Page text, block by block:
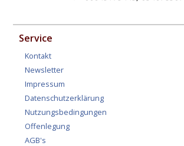
Service
Kontakt
Newsletter
Impressum
Datenschutzerklärung
Nutzungsbedingungen
Offenlegung
AGB's